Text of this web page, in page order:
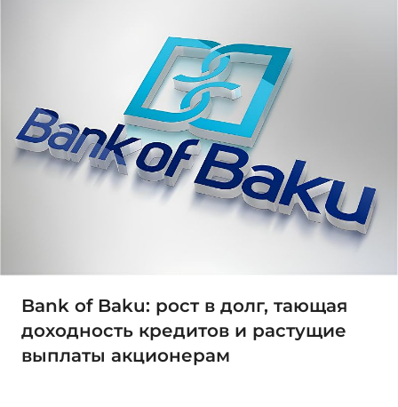
Bank of Baku: рост в долг, тающая
доходность кредитов и растущие
выплаты акционерам